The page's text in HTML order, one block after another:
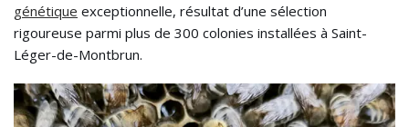
génétique exceptionnelle, résultat d’une sélection
rigoureuse parmi plus de 300 colonies installées à Saint-
Léger-de-Montbrun.